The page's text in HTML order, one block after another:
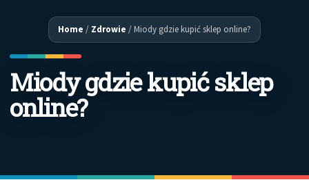
Home / Zdrowie /Miody gdzie kupić sklep online?
Miody gdzie kupić sklep
online?